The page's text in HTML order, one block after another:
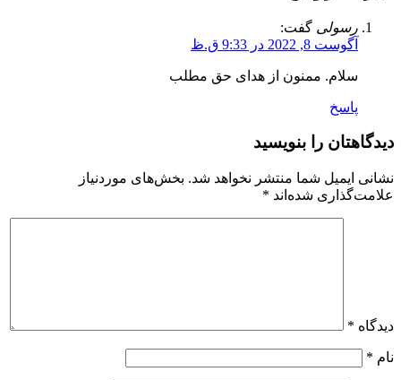
رسولی گفت:
آگوست 8, 2022 در 9:33 ق.ظ
سلام. ممنون از هدای حق مطلب
پاسخ
دیدگاهتان را بنویسید
نشانی ایمیل شما منتشر نخواهد شد. بخش‌های موردنیاز
علامت‌گذاری شده‌اند *
دیدگاه *
نام *